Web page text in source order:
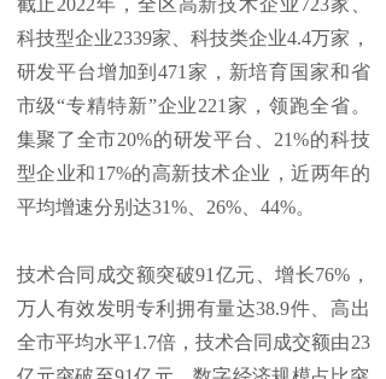
截止2022年，全区高新技术企业723家、
科技型企业2339家、科技类企业4.4万家，
研发平台增加到471家，新培育国家和省
市级“专精特新”企业221家，领跑全省。
集聚了全市20%的研发平台、21%的科技
型企业和17%的高新技术企业，近两年的
平均增速分别达31%、26%、44%。
技术合同成交额突破91亿元、增长76%，
万人有效发明专利拥有量达38.9件、高出
全市平均水平1.7倍，技术合同成交额由23